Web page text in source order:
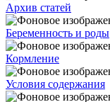
Архив статей
Беременность и роды
Кормление
Условия содержания